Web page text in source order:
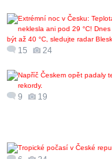
15 24
9 19